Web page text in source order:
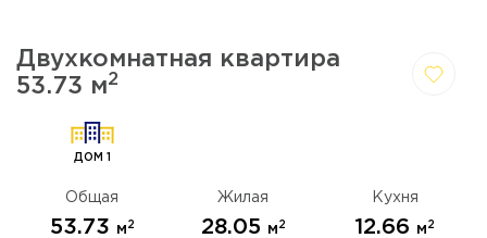
Двухкомнатная квартира
53.73 м2
ДОМ 1
Общая
53.73 м 2
Жилая
28.05 м 2
Кухня
12.66 м 2